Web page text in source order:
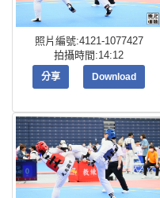
照片編號:4121-1077427
拍攝時間:14:12
分享 Download